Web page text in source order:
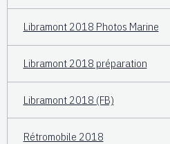
Libramont 2018 Photos Marine
Libramont 2018 préparation
Libramont 2018 (FB)
Rétromobile 2018